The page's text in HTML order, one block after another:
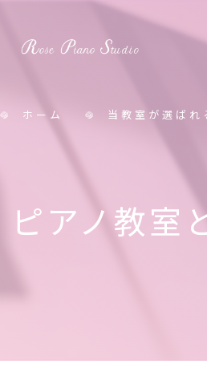
ホーム 当教室が選ばれ
ピアノ教室